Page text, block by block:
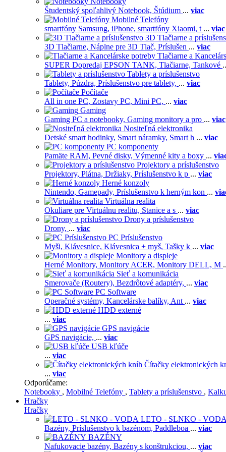
Študentský spoľahlivý Notebook, Štúdium ... viac
Mobilné Telefóny
smartfóny Samsung, iPhone, smartfóny Xiaomi, t ... viac
3D Tlačiarne a
3D Tlačiarne, Náplne pre 3D Tlač, Príslušen ... viac
Tlačiarne a
SUPER Dopredaj EPSON TANK, Tlačiarne, Tankové
Tablety a príslušenstvo
Tablety, Púzdra, Príslušenstvo pre tablety, ... viac
Počítače
All in one PC, Zostavy PC, Mini PC, ... viac
Gaming
Gaming PC a notebooky, Gaming monitory a pro ... viac
Nositeľná elektronika
Detské smart hodinky, Smart náramky, Smart h ... viac
PC komponenty
Pamäte RAM, Pevné disky, Výmenné kity a boxy ...
Projektory a príslušenstvo
Projektory, Plátna, Držiaky, Príslušenstvo k p ... viac
Herné konzoly
Nintendo, Gamepady, Príslušenstvo k herným kon ...
Virtuálna realita
Okuliare pre Virtuálnu realitu, Stanice a s ... viac
Drony a príslušenstvo
Drony, ... viac
PC Príslušenstvo
Myši, Klávesnice, Klávesnica + myš, Tašky k ... viac
Monitory a displeje
Herné Monitory, Monitory ACER, Monitory DELL, M
Sieť a komunikácia
Smerovače (Routery), Bezdrôtové adaptéry, ... viac
PC Software
Operačné systémy, Kancelárske balíky, Ant ... viac
HDD externé
... viac
GPS navigácie
GPS navigácie, ... viac
USB kľúče
... viac
Čítačky elektronických
... viac
Odporúčame:
Notebooky , Mobilné Telefóny , Tablety a príslušenstvo ,
Hračky
Hračky
LETO - SLNKO - VODA
Bazény, Príslušenstvo k bazénom, Paddleboa ... viac
BAZÉNY
Nafukovacie bazény, Bazény s konštrukciou, ... viac